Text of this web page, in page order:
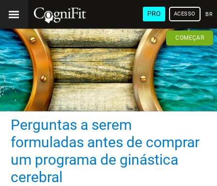
PRO ACESSO
COMEÇAR
Perguntas a serem
formuladas antes de comprar
um programa de ginástica
cerebral